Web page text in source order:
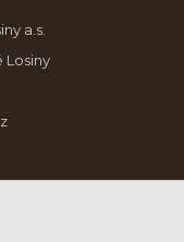
a.s.
Losiny